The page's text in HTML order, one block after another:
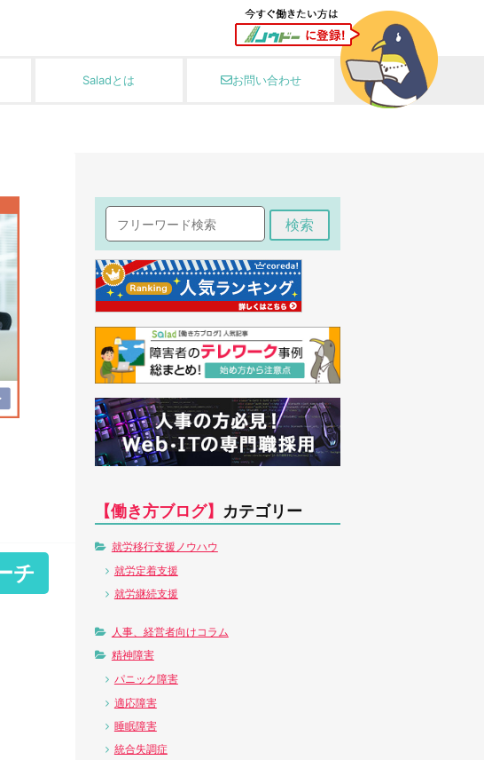
Saladとは お問い合わせ
チ
検索
【働き方ブログ】 カテゴリー
就労移行支援ノウハウ
就労定着支援
就労継続支援
人事、経営者向けコラム
精神障害
パニック障害
適応障害
睡眠障害
統合失調症